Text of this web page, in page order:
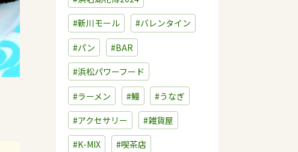
#新川モール #バレンタイン
#パン #BAR
#浜松パワーフード
#ラーメン #鰻 #うなぎ
#アクセサリー #雑貨屋
#K-MIX #喫茶店